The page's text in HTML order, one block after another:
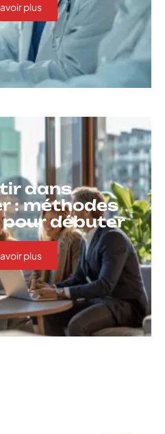
plus
dans
: méthodes
débuter
plus